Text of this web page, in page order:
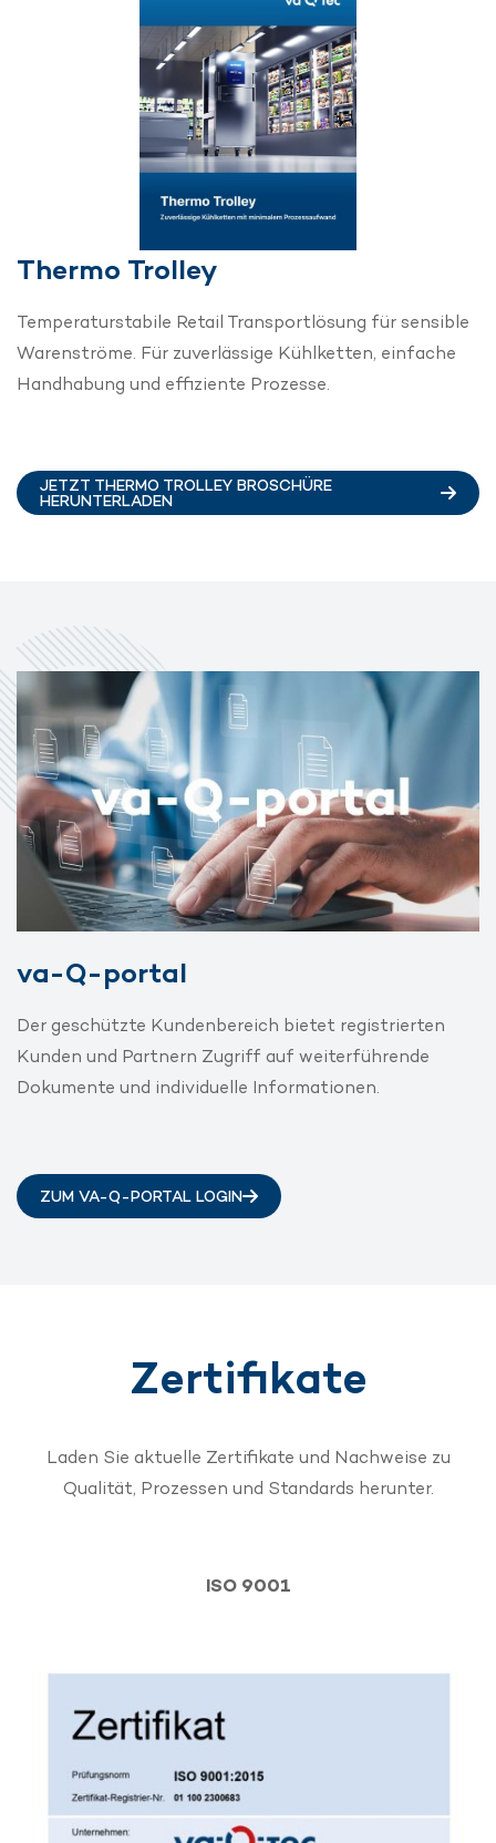
Thermo Trolley
Temperaturstabile Retail Transportlösung für sensible
Warenströme. Für zuverlässige Kühlketten, einfache
Handhabung und effiziente Prozesse.
JETZT THERMO TROLLEY BROSCHÜRE
HERUNTERLADEN
va-Q-portal
Der geschützte Kundenbereich bietet registrierten
Kunden und Partnern Zugriff auf weiterführende
Dokumente und individuelle Informationen.
ZUM VA-Q-PORTAL LOGIN
Zertifikate
Laden Sie aktuelle Zertifikate und Nachweise zu
Qualität, Prozessen und Standards herunter.
ISO 9001